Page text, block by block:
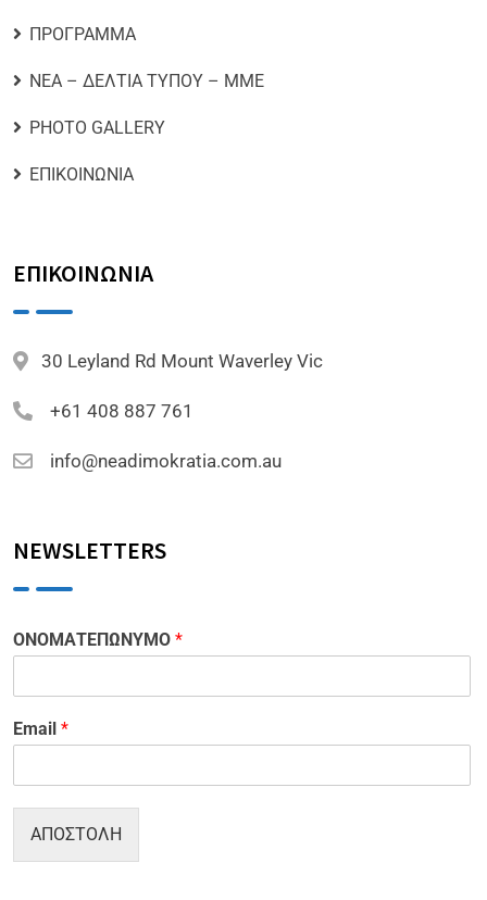
ΠΡΟΓΡΑΜΜΑ
ΝΕΑ – ΔΕΛΤΙΑ ΤΥΠΟΥ – ΜΜΕ
PHOTO GALLERY
ΕΠΙΚΟΙΝΩΝΙΑ
ΕΠΙΚΟΙΝΩΝΙΑ
30 Leyland Rd Mount Waverley Vic
+61 408 887 761
info@neadimokratia.com.au
NEWSLETTERS
ΟΝΟΜΑΤΕΠΩΝΥΜΟ *
Email *
ΑΠΟΣΤΟΛΗ